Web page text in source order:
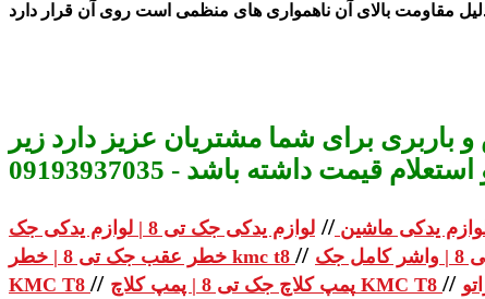
برای شما مشتریان عزیز دارد زیر
داشته باشد - 09193937035
یدکی ماشین //
خطر عقب جک تی 8 | خطر kmc t8 //
KMC T8 // پمپ کلاچ جک تی 8 | پمپ کلاچ KMC T8 //